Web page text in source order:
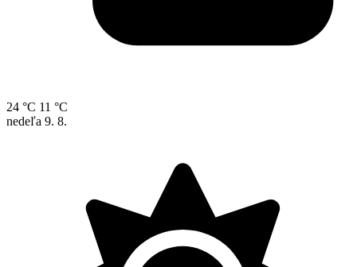
24 °C 11 °C
nedeľa 9. 8.